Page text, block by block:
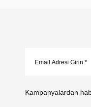
Kampanyalardan